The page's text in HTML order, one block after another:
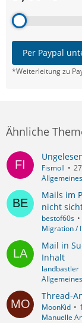
Per Paypal
*Weiterleitung zu
Ähnliche
Fismoll
Mails im
nicht
bestof60s
Migration /
Mail in
Inhalt
landbastler
Thread-
MoonKid
Manuelle